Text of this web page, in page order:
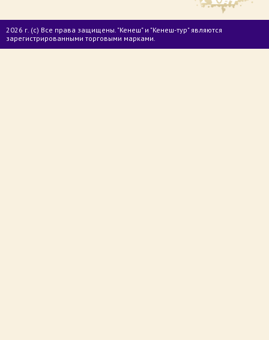
2026 г. (с) Все права защищены. "Кенеш" и "Кенеш-тур" являются
зарегистрированными торговыми марками.